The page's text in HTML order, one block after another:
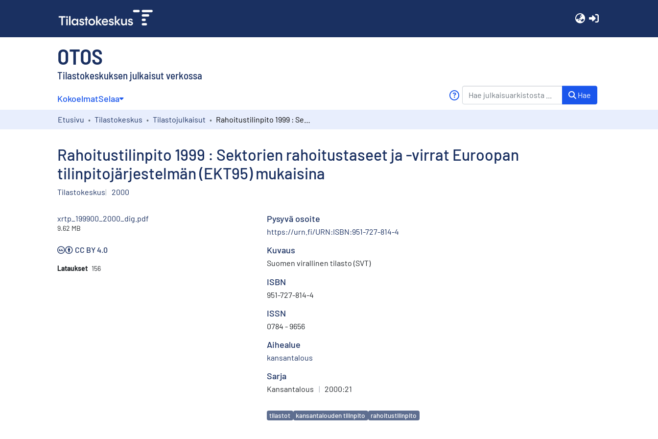
OTOS
Tilastokeskuksen julkaisut verkossa
KokoelmatSelaa Hae
Etusivu Tilastokeskus Tilastojulkaisut
Rahoitustilinpito 1999 : Sektorien rahoitustaseet ja -virrat Euroopan
tilinpitojärjestelmän (EKT95) mukaisina
Tilastokeskus 2000
xrtp_199900_2000_dig.pdf
9.62 MB
CC BY 4.0
Lataukset 156
Pysyvä osoite
https://urn.fi/URN:ISBN:951-727-814-4
Kuvaus
Suomen virallinen tilasto (SVT)
ISBN
951-727-814-4
ISSN
0784 - 9656
Aihealue
kansantalous
Sarja
Kansantalous | 2000:21
Avainsanat
tilastot kansantalouden tilinpito rahoitustilinpito